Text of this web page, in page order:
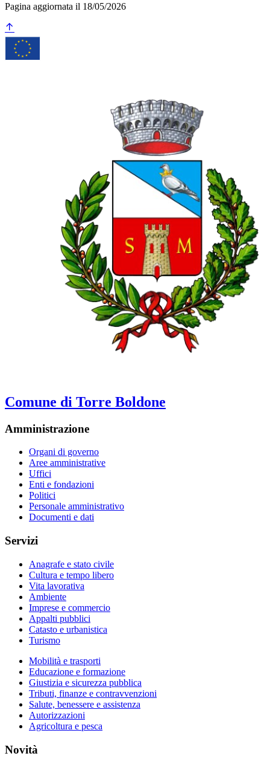
Pagina aggiornata il 18/05/2026
Comune di Torre Boldone
Amministrazione
Organi di governo
Aree amministrative
Uffici
Enti e fondazioni
Politici
Personale amministrativo
Documenti e dati
Servizi
Anagrafe e stato civile
Cultura e tempo libero
Vita lavorativa
Ambiente
Imprese e commercio
Appalti pubblici
Catasto e urbanistica
Turismo
Mobilità e trasporti
Educazione e formazione
Giustizia e sicurezza pubblica
Tributi, finanze e contravvenzioni
Salute, benessere e assistenza
Autorizzazioni
Agricoltura e pesca
Novità